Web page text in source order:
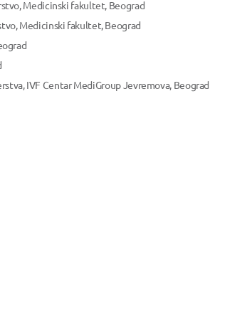
Medicinski fakultet, Beograd
Medicinski fakultet, Beograd
IVF Centar MediGroup Jevremova, Beograd